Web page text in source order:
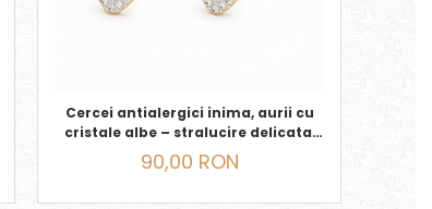
Cercei antialergici inima, aurii cu
cristale albe – stralucire delicata,
dimensiune
90,00 RON